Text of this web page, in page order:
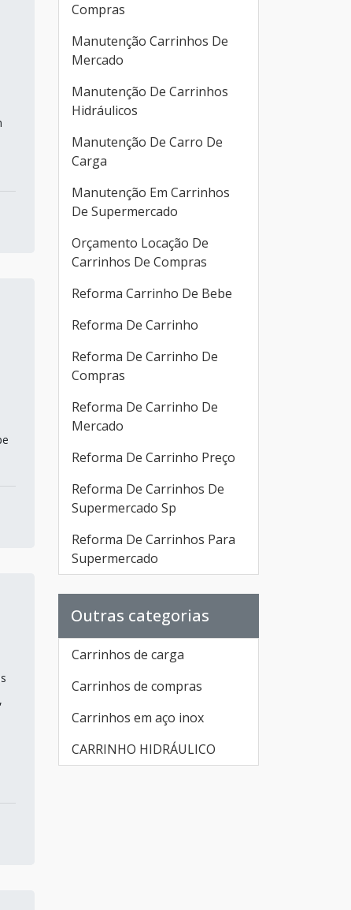
Compras
Manutenção Carrinhos De
Mercado
Manutenção De Carrinhos
Hidráulicos
Manutenção De Carro De
Carga
Manutenção Em Carrinhos
De Supermercado
Orçamento Locação De
Carrinhos De Compras
Reforma Carrinho De Bebe
Reforma De Carrinho
Reforma De Carrinho De
Compras
Reforma De Carrinho De
Mercado
Reforma De Carrinho Preço
Reforma De Carrinhos De
Supermercado Sp
Reforma De Carrinhos Para
Supermercado
Outras categorias
Carrinhos de carga
Carrinhos de compras
Carrinhos em aço inox
CARRINHO HIDRÁULICO